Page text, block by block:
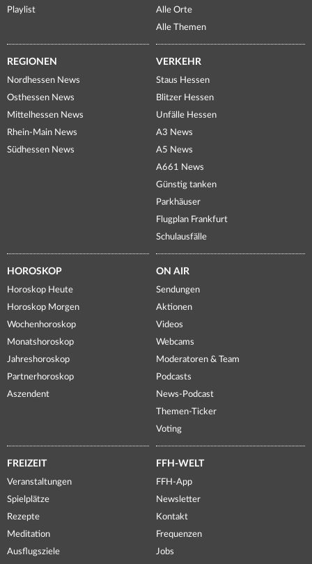
Playlist
Alle Orte
Alle Themen
REGIONEN
Nordhessen News
Osthessen News
Mittelhessen News
Rhein-Main News
Südhessen News
VERKEHR
Staus Hessen
Blitzer Hessen
Unfälle Hessen
A3 News
A5 News
A661 News
Günstig tanken
Parkhäuser
Flugplan Frankfurt
Schulausfälle
HOROSKOP
Horoskop Heute
Horoskop Morgen
Wochenhoroskop
Monatshoroskop
Jahreshoroskop
Partnerhoroskop
Aszendent
ON AIR
Sendungen
Aktionen
Videos
Webcams
Moderatoren & Team
Podcasts
News-Podcast
Themen-Ticker
Voting
FREIZEIT
Veranstaltungen
Spielplätze
Rezepte
Meditation
Ausflugsziele
FFH-WELT
FFH-App
Newsletter
Kontakt
Frequenzen
Jobs